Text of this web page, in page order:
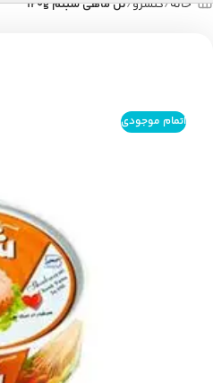
خانه کنسرو تن ماهی شبنم 120g
اتمام موجودی